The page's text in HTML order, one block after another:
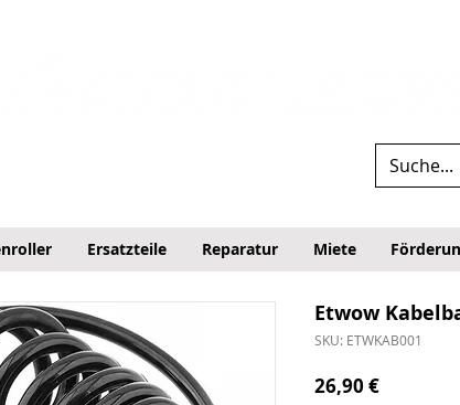
Ersatzteile Reparatur Miete
Etwow
SKU: ETWKAB001
26,90 €Prezzo